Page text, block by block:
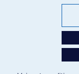
Faculté de